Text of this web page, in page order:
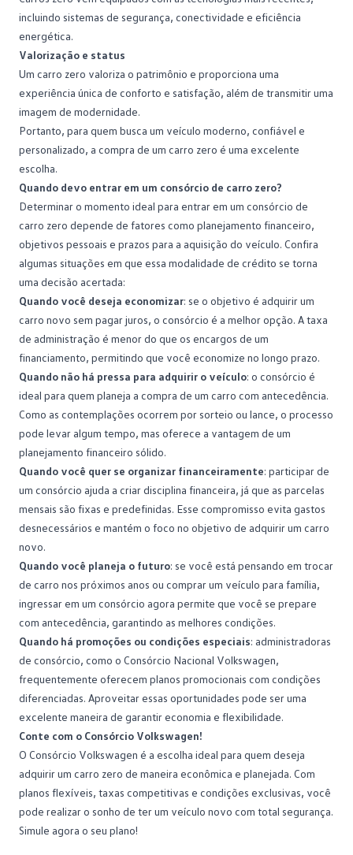
incluindo sistemas de segurança, conectividade e eficiência
energética.
Valorização e status
Um carro zero valoriza o patrimônio e proporciona uma
experiência única de conforto e satisfação, além de transmitir uma
imagem de modernidade.
Portanto, para quem busca um veículo moderno, confiável e
personalizado, a compra de um carro zero é uma excelente
escolha.
Quando devo entrar em um consórcio de carro zero?
Determinar o momento ideal para entrar em um consórcio de
carro zero depende de fatores como planejamento financeiro,
objetivos pessoais e prazos para a aquisição do veículo. Confira
algumas situações em que essa modalidade de crédito se torna
uma decisão acertada:
Quando você deseja economizar: se o objetivo é adquirir um
carro novo sem pagar juros, o consórcio é a melhor opção. Ataxa
de administração é menor do que os encargos de um
financiamento, permitindo que você economize no longo prazo.
Quando não há pressa para adquirir o veículo: o consórcio é
ideal para quem planeja a compra de um carro com antecedência.
Como as contemplações ocorrem por sorteio ou lance, o processo
pode levar algum tempo, mas oferece a vantagem de um
planejamento financeiro sólido.
Quando você quer se organizar financeiramente: participar de
um consórcio ajuda a criar disciplina financeira, já que as parcelas
mensais são fixas e predefinidas. Esse compromisso evita gastos
desnecessários e mantém o foco no objetivo de adquirir um carro
novo.
Quando você planeja o futuro: se você está pensando em trocar
de carro nos próximos anos ou comprar um veículo para família,
ingressar em um consórcio agora permite que você se prepare
com antecedência, garantindo as melhores condições.
Quando há promoções ou condições especiais: administradoras
de consórcio, como o Consórcio Nacional Volkswagen,
frequentemente oferecem planos promocionais com condições
diferenciadas. Aproveitar essas oportunidades pode ser uma
excelente maneira de garantir economia e flexibilidade.
Conte com o Consórcio Volkswagen!
O Consórcio Volkswagen é a escolha ideal para quem deseja
adquirir um carro zero de maneira econômica e planejada. Com
planos flexíveis, taxas competitivas e condições exclusivas, você
pode realizar o sonho de ter um veículo novo com total segurança.
Simule agora o seu plano!